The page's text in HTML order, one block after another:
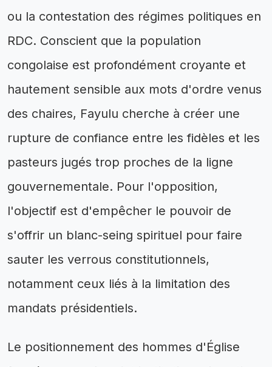
ou la contestation des régimes politiques en
RDC. Conscient que la population
congolaise est profondément croyante et
hautement sensible aux mots d'ordre venus
des chaires, Fayulu cherche à créer une
rupture de confiance entre les fidèles et les
pasteurs jugés trop proches de la ligne
gouvernementale. Pour l'opposition,
l'objectif est d'empêcher le pouvoir de
s'offrir un blanc-seing spirituel pour faire
sauter les verrous constitutionnels,
notamment ceux liés à la limitation des
mandats présidentiels.
Le positionnement des hommes d'Église